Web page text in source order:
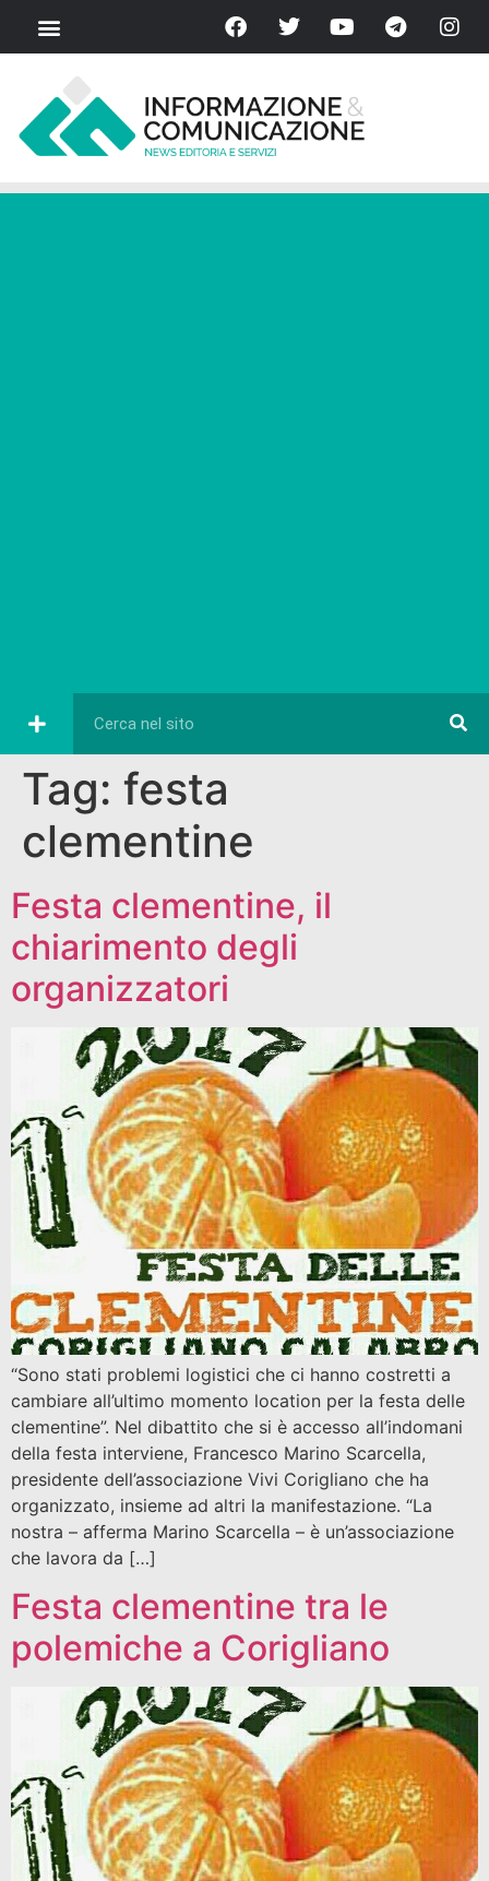
Tag: festa
clementine
Festa clementine, il
chiarimento degli
organizzatori
“Sono stati problemi logistici che ci hanno costretti a
cambiare all’ultimo momento location per la festa delle
clementine”. Nel dibattito che si è accesso all’indomani
della festa interviene, Francesco Marino Scarcella,
presidente dell’associazione Vivi Corigliano che ha
organizzato, insieme ad altri la manifestazione. “La
nostra – afferma Marino Scarcella – è un’associazione
che lavora da […]
Festa clementine tra le
polemiche a Corigliano